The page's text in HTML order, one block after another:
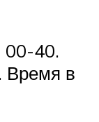
00-40.
Время в